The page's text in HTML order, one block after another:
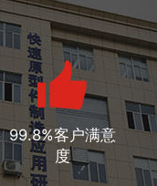
99.8%客户满意
度